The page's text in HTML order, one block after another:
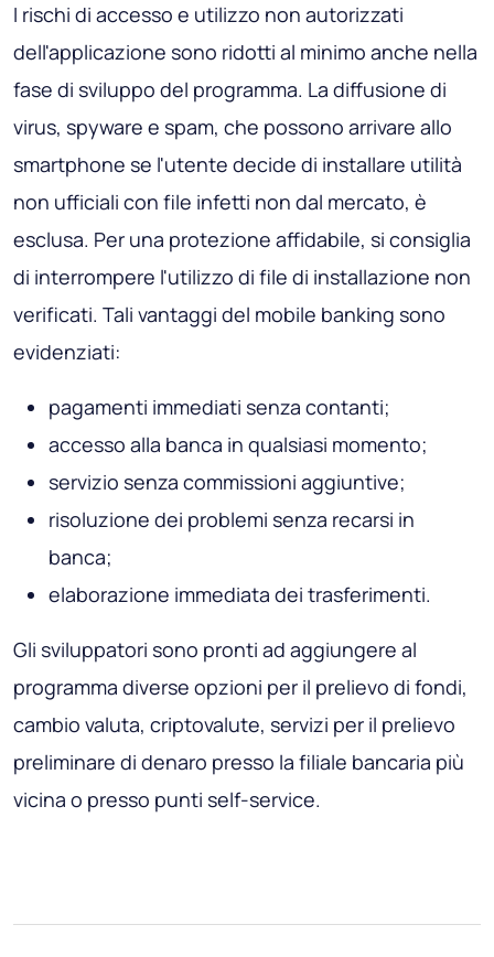
I rischi di accesso e utilizzo non autorizzati
dell'applicazione sono ridotti al minimo anche nella
fase di sviluppo del programma. La diffusione di
virus, spyware e spam, che possono arrivare allo
smartphone se l'utente decide di installare utilità
non ufficiali con file infetti non dal mercato, è
esclusa. Per una protezione affidabile, si consiglia
di interrompere l'utilizzo di file di installazione non
verificati. Tali vantaggi del mobile banking sono
evidenziati:
pagamenti immediati senza contanti;
accesso alla banca in qualsiasi momento;
servizio senza commissioni aggiuntive;
risoluzione dei problemi senza recarsi in
banca;
elaborazione immediata dei trasferimenti.
Gli sviluppatori sono pronti ad aggiungere al
programma diverse opzioni per il prelievo di fondi,
cambio valuta, criptovalute, servizi per il prelievo
preliminare di denaro presso la filiale bancaria più
vicina o presso punti self-service.